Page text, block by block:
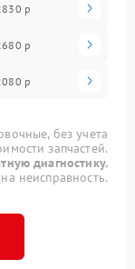
р
р
р
без учета
запчастей.
диагностику.
неисправность.